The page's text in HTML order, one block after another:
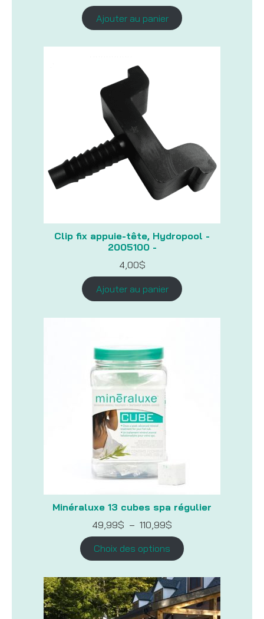
Ajouter au panier
Clip fix appuie-tête, Hydropool -
2005100 -
4,00$
Ajouter au panier
Minéraluxe 13 cubes spa régulier
49,99$ – 110,99$
prix :
49,99$
à
Choix des options